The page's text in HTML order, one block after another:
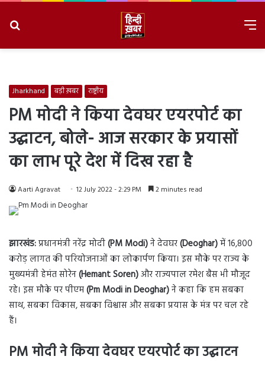
Jharkhand बड़ी ख़बर राष्ट्रीय
PM मोदी ने किया देवघर एयरपोर्ट का
उद्घाटन, बोले- आज सरकार के प्रयासों
का लाभ पूरे देश में दिख रहा है
Aarti Agravat 12 July 2022 - 2:29 PM 2 minutes read
झारखंड:प्रधानमंत्री नरेंद्र मोदी(PM Modi)ने देवघर(Deoghar)में 16,800
करोड़ लागत की परियोजनाओं का लोकार्पण किया। इस मौके पर राज्य के
मुख्यमंत्री हेमंत सोरेन(Hemant Soren)और राज्यपाल रमेश बैस भी मौजूद
रहे। इस मौके पर पीएम(Pm Modi in Deoghar)ने कहा कि हम सबका
साथ, सबका विकास, सबका विश्वास और सबका प्रयास के मंत्र पर चल रहे
हैं।
PM मोदी ने किया देवघर एयरपोर्ट का उद्घाटन